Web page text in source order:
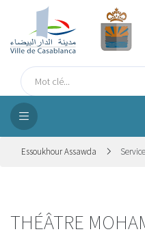
Essoukhour Assawda
THÉÂTRE